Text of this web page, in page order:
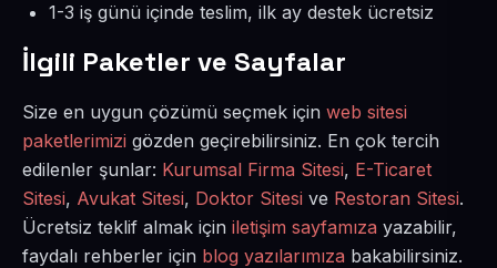
1-3 iş günü içinde teslim, ilk ay destek ücretsiz
İlgili Paketler ve Sayfalar
Size en uygun çözümü seçmek için web sitesi
paketlerimizi gözden geçirebilirsiniz. En çok tercih
edilenler şunlar: Kurumsal Firma Sitesi, E-Ticaret
Sitesi, Avukat Sitesi, Doktor Sitesi ve Restoran Sitesi.
Ücretsiz teklif almak için iletişim sayfamıza yazabilir,
faydalı rehberler için blog yazılarımıza bakabilirsiniz.